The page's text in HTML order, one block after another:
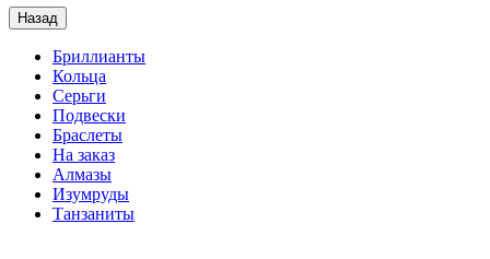
Назад
Бриллианты
Кольца
Серьги
Подвески
Браслеты
На заказ
Алмазы
Изумруды
Танзаниты